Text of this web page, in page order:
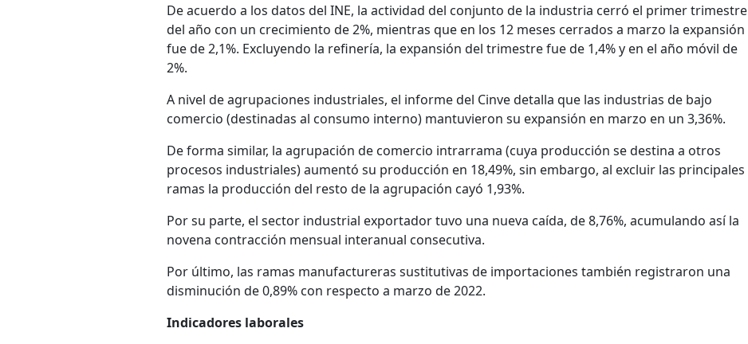
De acuerdo a los datos del INE, la actividad del conjunto de la industria cerró el primer trimestre
del año con un crecimiento de 2%, mientras que en los 12 meses cerrados a marzo la expansión
fue de 2,1%. Excluyendo la refinería, la expansión del trimestre fue de 1,4% y en el año móvil de
2%.
A nivel de agrupaciones industriales, el informe del Cinve detalla que las industrias de bajo
comercio (destinadas al consumo interno) mantuvieron su expansión en marzo en un 3,36%.
De forma similar, la agrupación de comercio intrarrama (cuya producción se destina a otros
procesos industriales) aumentó su producción en 18,49%, sin embargo, al excluir las principales
ramas la producción del resto de la agrupación cayó 1,93%.
Por su parte, el sector industrial exportador tuvo una nueva caída, de 8,76%, acumulando así la
novena contracción mensual interanual consecutiva.
Por último, las ramas manufactureras sustitutivas de importaciones también registraron una
disminución de 0,89% con respecto a marzo de 2022.
Indicadores laborales